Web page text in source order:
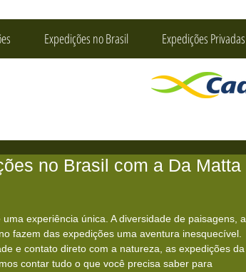
Expedições no Brasil Expedições Privadas
no Brasil com a Da Matta
experiência única. A diversidade de paisagens, a
fazem das expedições uma aventura inesquecível.
e contato direto com a natureza, as expedições da
contar tudo o que você precisa saber para